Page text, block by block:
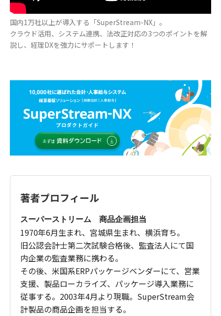
国内1万社以上が導入する「SuperStream-NX」。
クラウド活用、システム連携、法改正対応の3つのポイントを解
説し、経理DXを強力にサポートします！
著者プロフィール
スーパーストリーム 商品企画担当
1970年6月生まれ、宮城県生まれ、横浜育ち。
旧公認会計士第二次試験合格後、監査法人にて国
内企業の監査業務に携わる。
その後、米国系ERPパッケージベンダーにて、営業
支援、製品ローカライズ、パッケージ導入業務に
従事する。2003年4月より現職。SuperStream会
計製品の商品企画を担当する。